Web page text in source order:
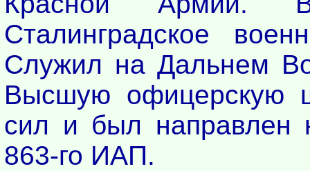
Сталинградское
Служил на Дальнем
Высшую офицерскую
сил и был направлен
863-го ИАП.